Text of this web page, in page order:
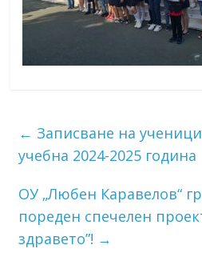
← Записване на
учебна 2024-2025 година
ОУ „Любен Каравелов“
пореден спечелен
здравето”! →